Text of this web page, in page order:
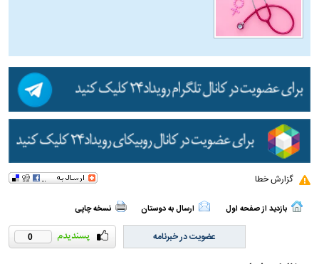
گزارش خطا
بازدید از صفحه اول ارسال به دوستان نسخه چاپی
0 عضویت در خبرنامه